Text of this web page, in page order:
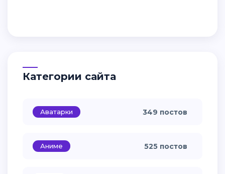
Категории сайта
Аватарки 349 постов
Аниме 525 постов